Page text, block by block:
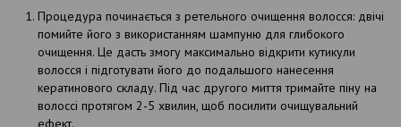
Процедура починається з ретельного очищення волосся: двічі
помийте його з використанням шампуню для глибокого
очищення. Це дасть змогу максимально відкрити кутикули
волосся і підготувати його до подальшого нанесення
кератинового складу. Під час другого миття тримайте піну на
волоссі протягом 2-5 хвилин, щоб посилити очищувальний
ефект.